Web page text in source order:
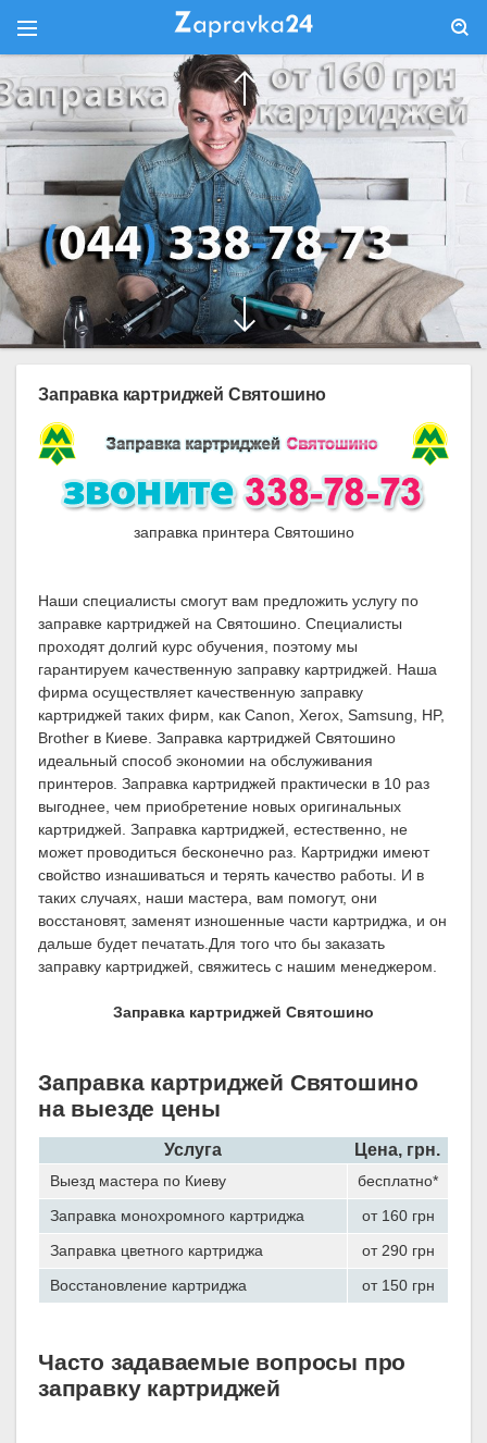
Заправка картриджей Святошино
заправка принтера Святошино
Наши специалисты смогут вам предложить услугу по
заправке картриджей на Святошино. Специалисты
проходят долгий курс обучения, поэтому мы
гарантируем качественную заправку картриджей. Наша
фирма осуществляет качественную заправку
картриджей таких фирм, как Canon, Xerox, Samsung, HP,
Brother в Киеве. Заправка картриджей Святошино
идеальный способ экономии на обслуживания
принтеров. Заправка картриджей практически в 10 раз
выгоднее, чем приобретение новых оригинальных
картриджей. Заправка картриджей, естественно, не
может проводиться бесконечно раз. Картриджи имеют
свойство изнашиваться и терять качество работы. И в
таких случаях, наши мастера, вам помогут, они
восстановят, заменят изношенные части картриджа, и он
дальше будет печатать.Для того что бы заказать
заправку картриджей, свяжитесь с нашим менеджером.
Заправка картриджей Святошино
Заправка картриджей Святошино
на выезде цены
Услуга Цена, грн.
Выезд мастера по Киеву
бесплатно*
Заправка монохромного картриджа
от 160 грн
Заправка цветного картриджа
от 290 грн
Восстановление картриджа
от 150 грн
Часто задаваемые вопросы про
заправку картриджей